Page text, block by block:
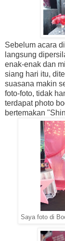
Sebelum acara
langsung
enak-enak dan
siang hari itu,
suasana makin
foto-foto, tidak
terdapat photo
bertemakan
Saya foto di